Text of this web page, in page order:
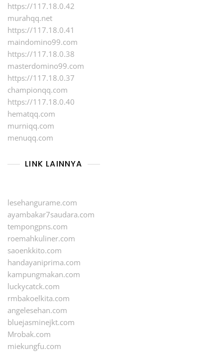
https://117.18.0.42
murahqq.net
https://117.18.0.41
maindomino99.com
https://117.18.0.38
masterdomino99.com
https://117.18.0.37
championqq.com
https://117.18.0.40
hematqq.com
murniqq.com
menuqq.com
LINK LAINNYA
lesehangurame.com
ayambakar7saudara.com
tempongpns.com
roemahkuliner.com
saoenkkito.com
handayaniprima.com
kampungmakan.com
luckycatck.com
rmbakoelkita.com
angelesehan.com
bluejasminejkt.com
Mrobak.com
miekungfu.com